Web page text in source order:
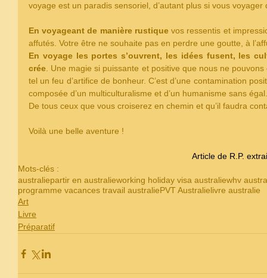
voyage est un paradis sensoriel, d’autant plus si vous
En voyageant de manière rustique vos ressentis et
affutés. Votre être ne souhaite pas en perdre une goutte, à
En voyage les portes s’ouvrent, les idées fusent, les
crée . Une magie si puissante et positive que nous ne
tel un feu d’artifice de bonheur. C’est d’une contamination
composée d’un multiculturalisme et d’un humanisme sans
De tous ceux que vous croiserez en chemin et qu’il faudra
Voilà une belle aventure !
Article de R.P.
Mots-clés :
australiepartir en australieworking holiday visa australiewhv
programme vacances travail australiePVT Australielivre australie
Art
Livre
Préparatif